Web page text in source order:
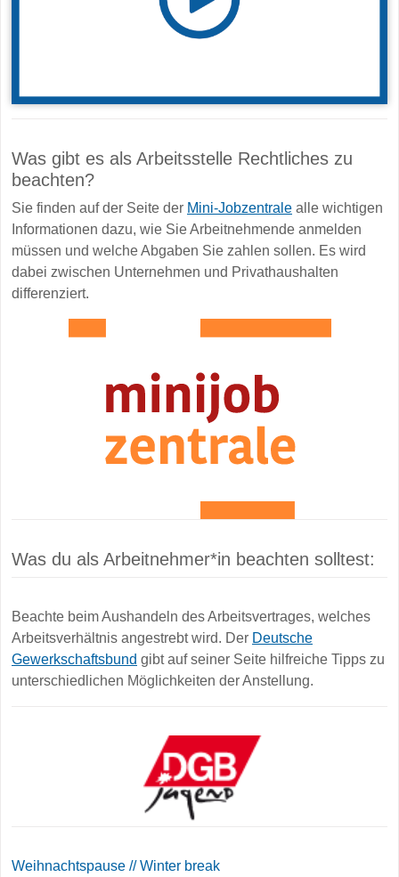
Was gibt es als Arbeitsstelle Rechtliches zu
beachten?
Sie finden auf der Seite der Mini-Jobzentrale alle wichtigen
Informationen dazu, wie Sie Arbeitnehmende anmelden
müssen und welche Abgaben Sie zahlen sollen. Es wird
dabei zwischen Unternehmen und Privathaushalten
differenziert.
Was du als Arbeitnehmer*in beachten solltest:
Beachte beim Aushandeln des Arbeitsvertrages, welches
Arbeitsverhältnis angestrebt wird. Der Deutsche
Gewerkschaftsbund gibt auf seiner Seite hilfreiche Tipps zu
unterschiedlichen Möglichkeiten der Anstellung.
Weihnachtspause // Winter break